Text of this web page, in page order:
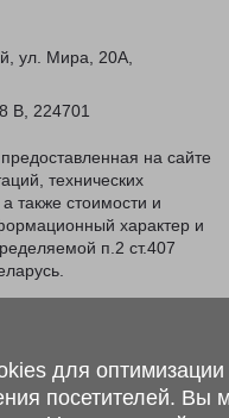
ул. Мира, 20А,
В, 224701
на сайте
технических
также стоимости и
характер и
п.2 ст.407
УНП 290667530.
для оптимизации
посетителей. Вы